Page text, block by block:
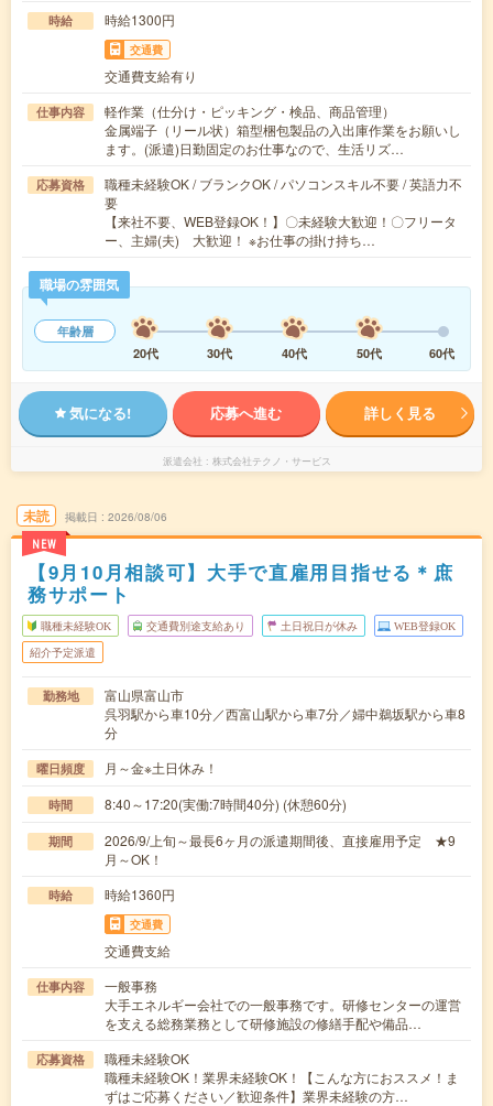
時給 時給1300円
交通費
交通費支給有り
仕事内容
軽作業（仕分け・ピッキング・検品、商品管理）
金属端子（リール状）箱型梱包製品の入出庫作業をお願いし
ます。(派遣)日勤固定のお仕事なので、生活リズ…
応募資格
職種未経験OK / ブランクOK / パソコンスキル不要 / 英語力不
要
【来社不要、WEB登録OK！】〇未経験大歓迎！〇フリータ
ー、主婦(夫) 大歓迎！ ※お仕事の掛け持ち…
職場の雰囲気
年齢層
20代
30代 40代 50代 60代
気になる! 応募へ進む 詳しく見る
派遣会社 株式会社テクノ・サービス
未読
NEW
掲載日 2026/08/06
【9月10月相談可】大手で直雇用目指せる＊庶
務サポート
職種未経験OK 交通費別途支給あり 土日祝日が休み WEB登録OK
紹介予定派遣
勤務地
富山県富山市
呉羽駅から車10分／西富山駅から車7分／婦中鵜坂駅から車8
分
曜日頻度 月～金※土日休み！
時間 8:40～17:20(実働:7時間40分) (休憩60分)
期間
2026/9/上旬～最長6ヶ月の派遣期間後、直接雇用予定 ★9
月～OK！
時給 時給1360円
交通費
交通費支給
仕事内容
一般事務
大手エネルギー会社での一般事務です。研修センターの運営
を支える総務業務として研修施設の修繕手配や備品…
応募資格
職種未経験OK
職種未経験OK！業界未経験OK！【こんな方におススメ！ま
ずはご応募ください／歓迎条件】業界未経験の方…